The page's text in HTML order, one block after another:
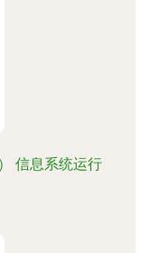
信息系统运行